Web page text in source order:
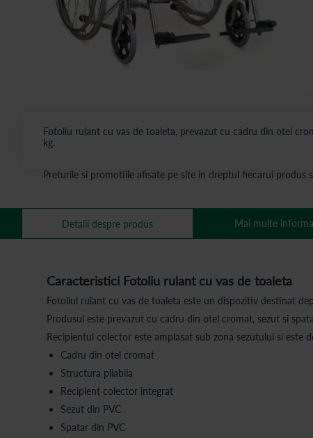
Fotoliu rulant cu vas de toaleta, prevazut cu cadru din otel
kg.
Preturile si promotiile afisate pe site in dreptul fiecarui produs
Detalii despre produs
Caracteristici Fotoliu rulant cu vas de toaleta
Fotoliul rulant cu vas de toaleta este un dispozitiv destinat
Produsul este prevazut cu cadru din otel cromat, sezut si
Recipientul colector este amplasat sub zona sezutului si
Cadru din otel cromat
Structura pliabila
Recipient colector integrat
Sezut din PVC
Spatar din PVC
Mai multe